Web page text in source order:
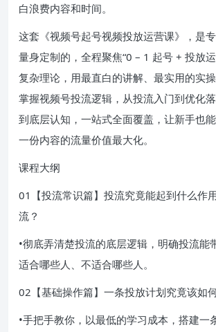
白浪费内容和时间。
这套《视频号起号视频投放运营课》，是
量身定制的，全程聚焦“0 – 1 起号 + 投放
复杂理论，用最直白的讲解、最实用的实
掌握视频号投流逻辑，从投流入门到优化
到底层认知，一站式全面覆盖，让新手也
一份内容的流量价值最大化。
课程大纲
01【投流常识篇】投流究竟能起到什么作
流？
•彻底弄清楚投流的底层逻辑，明确投流能
适合哪些人、不适合哪些人。
02【基础操作篇】一条投放计划究竟该如
•手把手教你，以最低的学习成本，搭建一